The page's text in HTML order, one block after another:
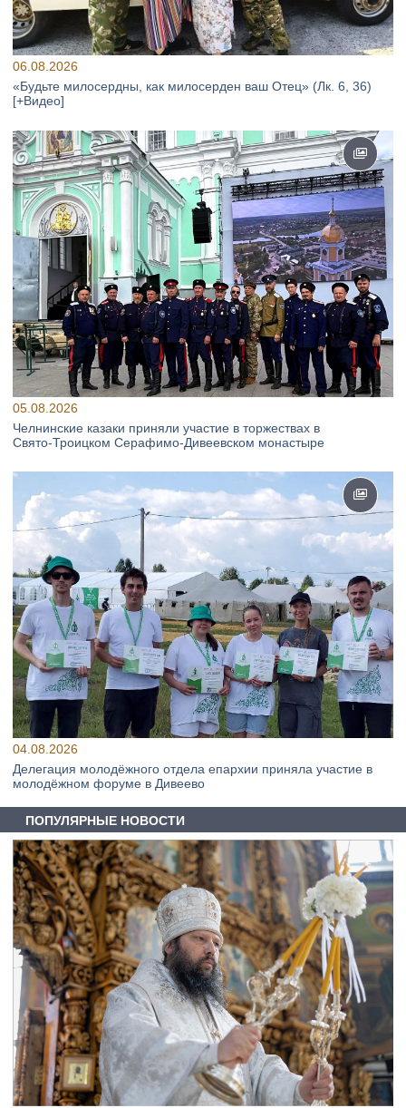
06.08.2026
«Будьте милосердны, как милосерден ваш Отец» (Лк. 6, 36)
[+Видео]
05.08.2026
Челнинские казаки приняли участие в торжествах в
Свято‑Троицком Серафимо‑Дивеевском монастыре
04.08.2026
Делегация молодёжного отдела епархии приняла участие в
молодёжном форуме в Дивеево
ПОПУЛЯРНЫЕ НОВОСТИ